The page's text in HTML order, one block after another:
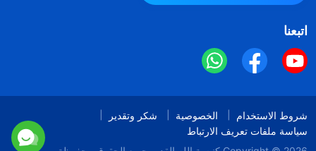
اتبعنا
شروط الاستخدام الخصوصية
شكر وتقدير
سياسة ملفات تعريف الارتباط